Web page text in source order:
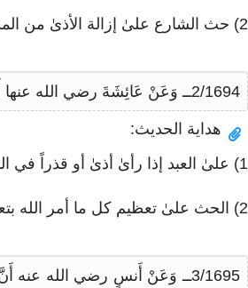
2) حث الشارع علىٰ إزالة الأذىٰ من المساجد لحرمتها، ووجوب رفعتها.
2/1694ــ وَعَنْ عَائِشَةَ رضي الله عنها أَنَّ رَسُولَ الله صلى الله عليه وسلم رَأىٰ في جِدَارِ الْقِبْلَةِ مُخَاطاً، أَوْ بُزَاقاً، أَوْ نُخَامَةً، فَحَكَّهُ. متفقٌ عليه.
هداية الحديث:
1) علىٰ العبد إذا رأىٰ أذىٰ أو قذراً في المسجد أن يزيله اقتداءً بسيد المرسلين محمد صلى الله عليه وسلم.
2) الحث علىٰ تعظيم كل ما أمر الله بتعظيمه، ومن ذلك المساجد.
3/1695ــ وَعَنْ أَنسٍ رضي الله عنه أَنَّ رَسُولَ الله صلى الله عليه وسلم قَالَ: